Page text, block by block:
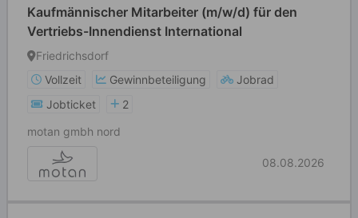
Kaufmännischer Mitarbeiter (m/w/d) für den
Vertriebs-Innendienst International
Friedrichsdorf
Vollzeit
Gewinnbeteiligung
Jobrad
Jobticket
2
motan gmbh nord
08.08.2026